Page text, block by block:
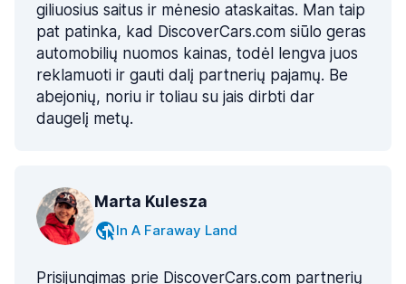
giliuosius saitus ir mėnesio ataskaitas. Man taip
pat patinka, kad DiscoverCars.com siūlo geras
automobilių nuomos kainas, todėl lengva juos
reklamuoti ir gauti dalį partnerių pajamų. Be
abejonių, noriu ir toliau su jais dirbti dar
daugelį metų.
Marta Kulesza
In A Faraway Land
Prisijungimas prie DiscoverCars.com partnerių